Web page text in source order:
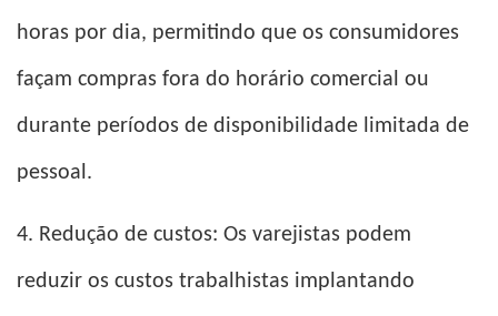
horas por dia, permitindo que os consumidores
façam compras fora do horário comercial ou
durante períodos de disponibilidade limitada de
pessoal.
4. Redução de custos: Os varejistas podem
reduzir os custos trabalhistas implantando